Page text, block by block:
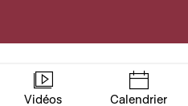
Vidéos Calendrier